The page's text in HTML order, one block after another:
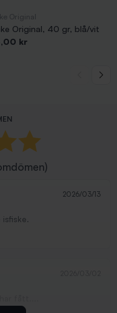
Original, 40 gr, blå/vit
kr
2026/03/13